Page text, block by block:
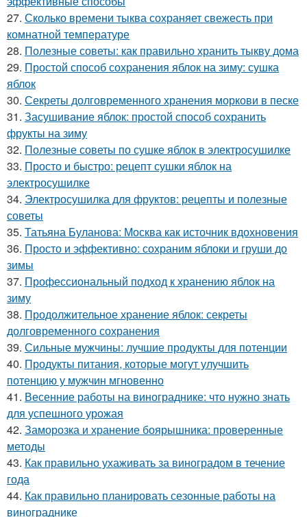
27. Сколько времени тыква сохраняет свежесть при
комнатной температуре
28. Полезные советы: как правильно хранить тыкву дома
29. Простой способ сохранения яблок на зиму: сушка
яблок
30. Секреты долговременного хранения моркови в песке
31. Засушивание яблок: простой способ сохранить
фрукты на зиму
32. Полезные советы по сушке яблок в электросушилке
33. Просто и быстро: рецепт сушки яблок на
электросушилке
34. Электросушилка для фруктов: рецепты и полезные
советы
35. Татьяна Буланова: Москва как источник вдохновения
36. Просто и эффективно: сохраним яблоки и груши до
зимы
37. Профессиональный подход к хранению яблок на
зиму
38. Продолжительное хранение яблок: секреты
долговременного сохранения
39. Сильные мужчины: лучшие продукты для потенции
40. Продукты питания, которые могут улучшить
потенцию у мужчин мгновенно
41. Весенние работы на винограднике: что нужно знать
для успешного урожая
42. Заморозка и хранение боярышника: проверенные
методы
43. Как правильно ухаживать за виноградом в течение
года
44. Как правильно планировать сезонные работы на
винограднике